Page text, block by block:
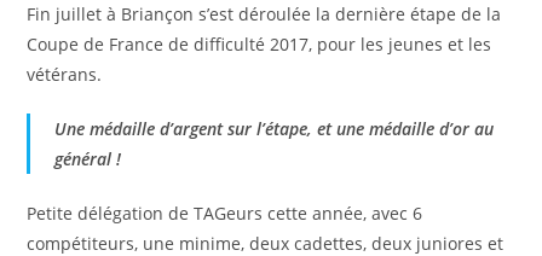
Fin juillet à Briançon s’est déroulée la dernière étape de la
Coupe de France de difficulté 2017, pour les jeunes et les
vétérans.
Une médaille d’argent sur l’étape, et une médaille d’or au
général !
Petite délégation de TAGeurs cette année, avec 6
compétiteurs, une minime, deux cadettes, deux juniores et